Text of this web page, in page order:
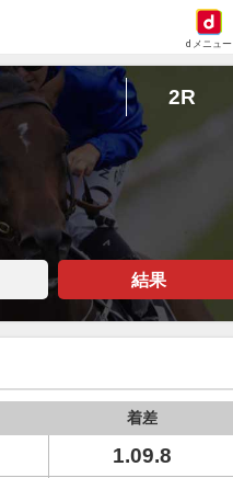
dメニュー
2R
結果
着差
1.09.8